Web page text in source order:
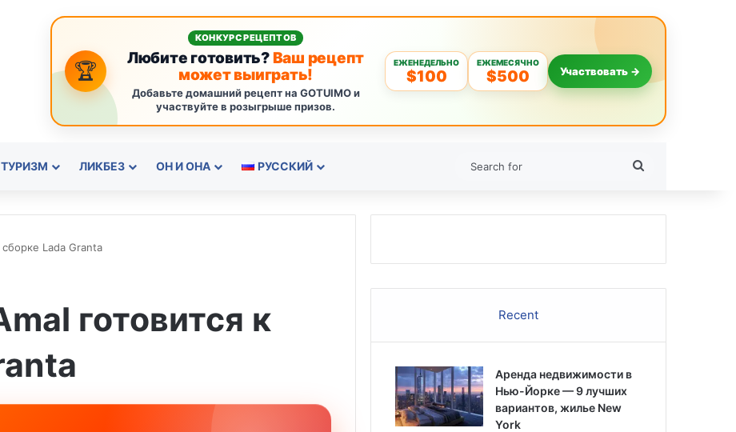
🏆
КОНКУРС РЕЦЕПТОВ
Любите готовить?Ваш рецепт
может выиграть!
Добавьте домашний рецепт на GOTUIMO и
участвуйте в розыгрыше призов.
ЕЖЕНЕДЕЛЬНО
$100
ЕЖЕМЕСЯЧНО
$500 Участвовать →
ТУРИЗМ ЛИКБЕЗ ОН И ОНА РУССКИЙ
сборке Lada Granta
готовится к
Recent
Аренда недвижимости в
Нью-Йорке — 9 лучших
вариантов, жилье New
York